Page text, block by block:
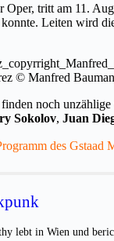
tritt am 11.
Leiten wird
© Manfred
noch
Sokolov, Juan
des Gstaad
lebt in Wien und